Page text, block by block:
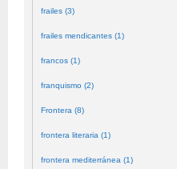
frailes (3)
frailes mendicantes (1)
francos (1)
franquismo (2)
Frontera (8)
frontera literaria (1)
frontera mediterránea (1)